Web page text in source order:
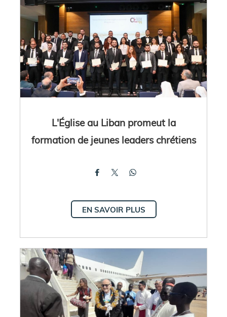
L'Église au Liban promeut la
formation de jeunes leaders chrétiens
EN SAVOIR PLUS